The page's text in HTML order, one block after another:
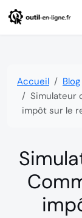
Accueil
Blog
Simulateur
impôt sur le